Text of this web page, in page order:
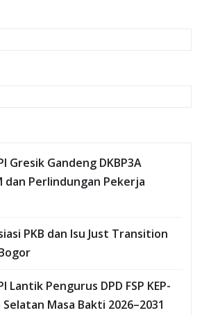
Gresik Gandeng DKBP3A
dan Perlindungan Pekerja
PKB dan Isu Just Transition
Lantik Pengurus DPD FSP KEP-
Masa Bakti 2026–2031